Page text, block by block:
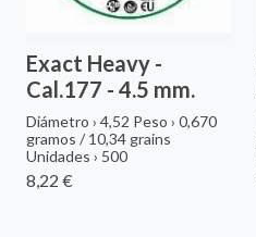
Exact Heavy -
Cal.177 - 4.5 mm.
Diámetro › 4,52 Peso › 0,670
gramos / 10,34 grains
Unidades › 500
8,22 €